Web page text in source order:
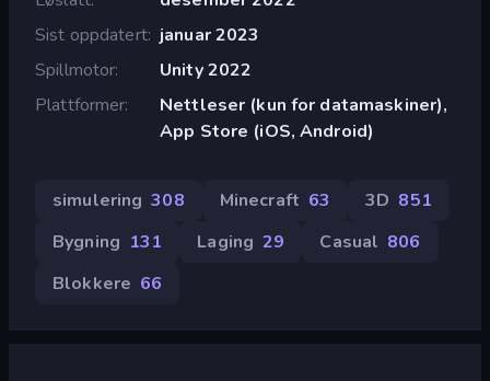
Sist oppdatert januar 2023
Spillmotor
Unity 2022
Plattformer
Nettleser (kun for datamaskiner),
App Store (iOS, Android)
simulering 308 Minecraft 63 3D 851
Bygning 131 Laging 29 Casual 806
Blokkere 66